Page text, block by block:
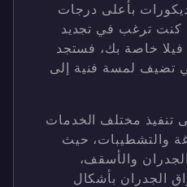
بأعلى درجات
كنت ترغب في تجديد
خاصة بك، فستجد
تضيف لمسة فنية إلى
تنفيذ مختلف الخدمات
والتشطيبات، حيث
والأسقف،
الجدران بأشكال